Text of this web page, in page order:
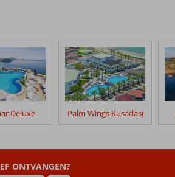
Deluxe Palm Wings Kusadasi
ONTVANGEN?